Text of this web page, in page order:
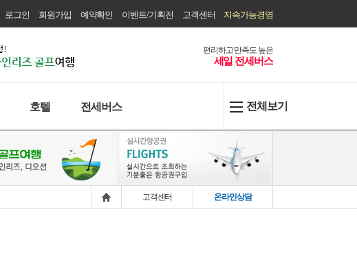
로그인 회원가입 예약확인 이벤트/기획전 고객센터 지속가능경영
편리하고 만족도 높은
세일 전세버스
호텔 전세버스 전체보기
고객센터 온라인상담